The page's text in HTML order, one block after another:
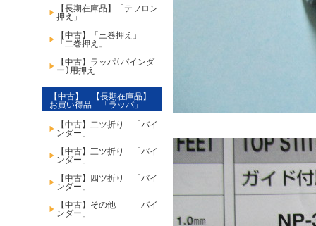
【長期在庫品】「テフロン
押え」
【中古】「三巻押え」
「二巻押え」
【中古】ラッパ(バインダ
ー)用押え
【中古】 【長期在庫品】
お買い得品 「ラッパ」
【中古】二ツ折り 「バイ
ンダー」
【中古】三ツ折り 「バイ
ンダー」
【中古】四ツ折り 「バイ
ンダー」
【中古】その他 「バイ
ンダー」